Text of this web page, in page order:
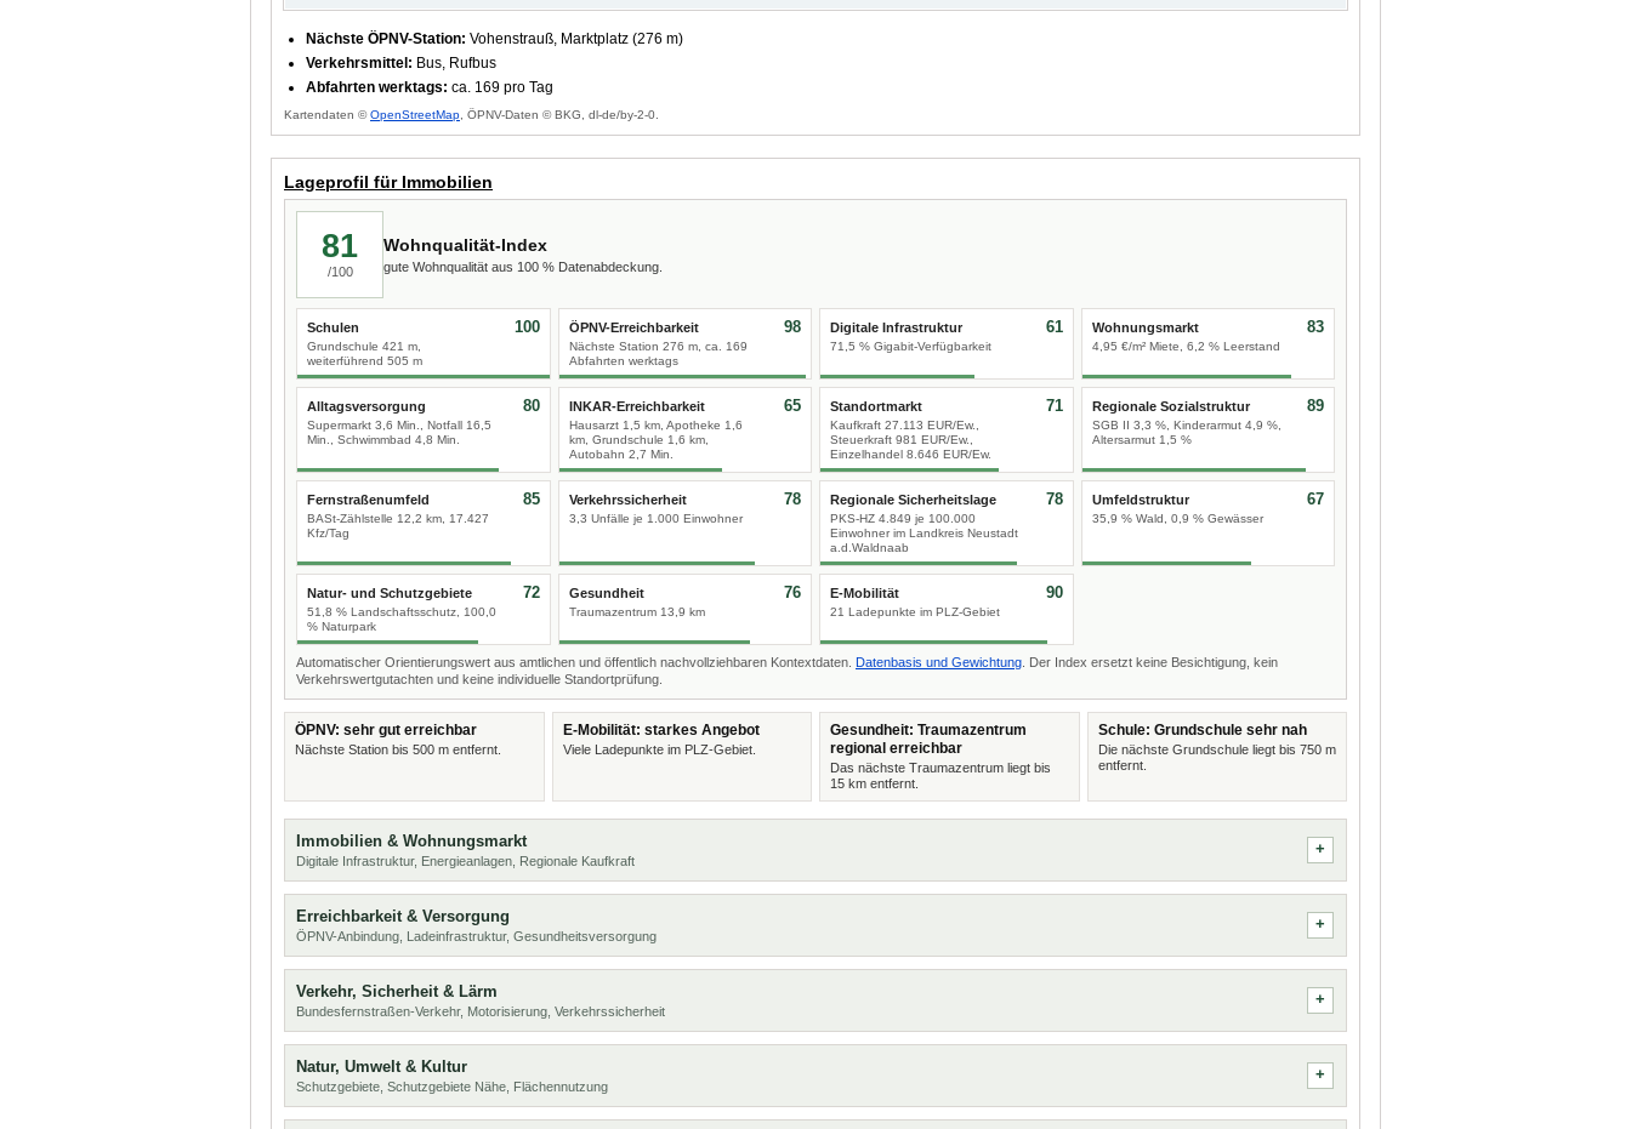
Nächste ÖPNV-Station: Vohenstrauß, Marktplatz (276 m)
Verkehrsmittel: Bus, Rufbus
Abfahrten werktags: ca. 169 pro Tag
Kartendaten ©OpenStreetMap , ÖPNV-Daten © BKG, dl-de/by-2-0.
Lageprofil für Immobilien
81
/100
Wohnqualität-Index
gute Wohnqualität aus 100 % Datenabdeckung.
Schulen
Grundschule 421 m,
weiterführend 505 m
100 ÖPNV-Erreichbarkeit
Nächste Station 276 m, ca. 169
Abfahrten werktags
98 Digitale Infrastruktur
71,5 % Gigabit-Verfügbarkeit
61 Wohnungsmarkt
4,95 €/m² Miete, 6,2 % Leerstand
83
Alltagsversorgung
Supermarkt 3,6 Min., Notfall 16,5
Min., Schwimmbad 4,8 Min.
80 INKAR-Erreichbarkeit
Hausarzt 1,5 km, Apotheke 1,6
km, Grundschule 1,6 km,
Autobahn 2,7 Min.
65 Standortmarkt
Kaufkraft 27.113 EUR/Ew.,
Steuerkraft 981 EUR/Ew.,
Einzelhandel 8.646 EUR/Ew.
71 Regionale Sozialstruktur
SGB II 3,3 %, Kinderarmut 4,9 %,
Altersarmut 1,5 %
89
Fernstraßenumfeld
BASt-Zählstelle 12,2 km, 17.427
Kfz/Tag
85 Verkehrssicherheit
3,3 Unfälle je 1.000 Einwohner
78 Regionale Sicherheitslage
PKS-HZ 4.849 je 100.000
Einwohner im Landkreis Neustadt
a.d.Waldnaab
78 Umfeldstruktur
35,9 % Wald, 0,9 % Gewässer
67
Natur- und Schutzgebiete
51,8 % Landschaftsschutz, 100,0
% Naturpark
72 Gesundheit
Traumazentrum 13,9 km
76 E-Mobilität
21 Ladepunkte im PLZ-Gebiet
90
Automatischer Orientierungswert aus amtlichen und öffentlich nachvollziehbaren Kontextdaten. Datenbasis und Gewichtung . Der Index ersetzt keine Besichtigung, kein
Verkehrswertgutachten und keine individuelle Standortprüfung.
ÖPNV: sehr gut erreichbar
Nächste Station bis 500 m entfernt.
E-Mobilität: starkes Angebot
Viele Ladepunkte im PLZ-Gebiet.
Gesundheit: Traumazentrum
regional erreichbar
Das nächste Traumazentrum liegt bis
15 km entfernt.
Schule: Grundschule sehr nah
Die nächste Grundschule liegt bis 750 m
entfernt.
Immobilien & Wohnungsmarkt
Digitale Infrastruktur, Energieanlagen, Regionale Kaufkraft
Erreichbarkeit & Versorgung
ÖPNV-Anbindung, Ladeinfrastruktur, Gesundheitsversorgung
Verkehr, Sicherheit & Lärm
Bundesfernstraßen-Verkehr, Motorisierung, Verkehrssicherheit
Natur, Umwelt & Kultur
Schutzgebiete, Schutzgebiete Nähe, Flächennutzung